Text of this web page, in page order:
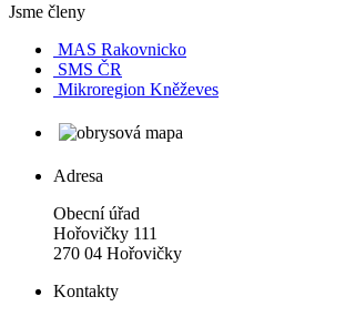
Jsme členy
MAS Rakovnicko
SMS ČR
Mikroregion Kněževes
Adresa
Obecní úřad
Hořovičky 111
270 04 Hořovičky
Kontakty